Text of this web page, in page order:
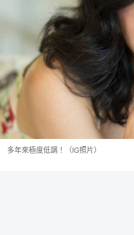
多年來極度低調！（IG照片）